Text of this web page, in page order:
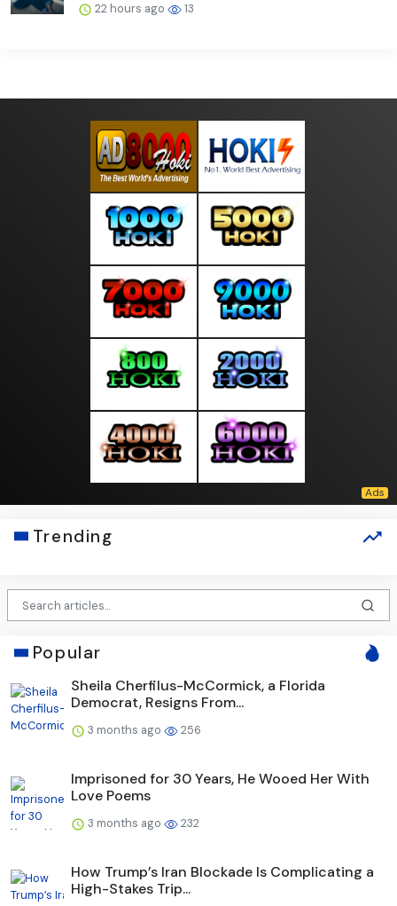
22 hours ago 13
Trending
Popular
Sheila Cherfilus-McCormick, a Florida
Democrat, Resigns From...
3 months ago 256
Imprisoned for 30 Years, He Wooed Her With
Love Poems
3 months ago 232
How Trump’s Iran Blockade Is Complicating a
High-Stakes Trip...